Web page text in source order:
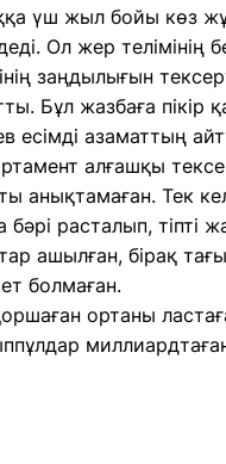
үш жыл бойы көз
Ол жер телімінің
заңдылығын
Бұл жазбаға пікір
есімді азаматтың
алғашқы
анықтамаған. Тек
бәрі расталып, тіпті
ашылған, бірақ
болмаған.
ортаны